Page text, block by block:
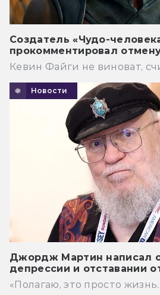
Создатель «Чудо-
прокомментировал
Кевин Файги не виноват,
Новости
Джордж Мартин написал
депрессии и отставании
«Полагаю, это просто